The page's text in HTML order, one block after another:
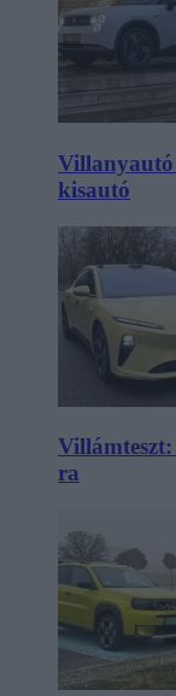
Villanyautó
kisautó
ra